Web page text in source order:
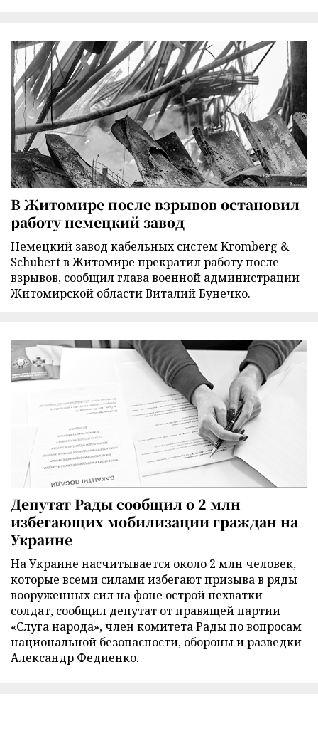
В Житомире после взрывов остановил
работу немецкий завод
Немецкий завод кабельных систем Kromberg &
Schubert в Житомире прекратил работу после
взрывов, сообщил глава военной администрации
Житомирской области Виталий Бунечко.
Депутат Рады сообщил о 2 млн
избегающих мобилизации граждан на
Украине
На Украине насчитывается около 2 млн человек,
которые всеми силами избегают призыва в ряды
вооруженных сил на фоне острой нехватки
солдат, сообщил депутат от правящей партии
«Слуга народа», член комитета Рады по вопросам
национальной безопасности, обороны и разведки
Александр Федиенко.